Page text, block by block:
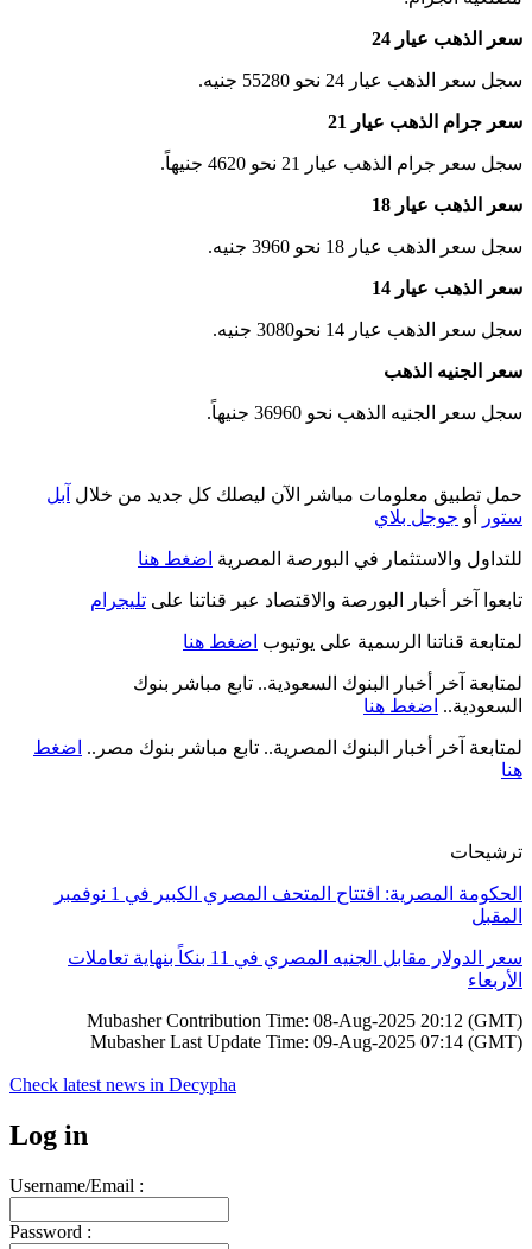
سعر الذهب عيار 24
سجل سعر الذهب عيار 24 نحو 52805 جنيه .
سعر جرام الذهب عيار 21
سجل سعر جرام الذهب عيار 21 نحو 4620 جنيهاً.
سعر الذهب عيار 18
سجل سعر الذهب عيار 18 نحو 3960 جنيه.
سعر الذهب عيار 14
سجل سعر الذهب عيار 14 نحو3080 جنيه .
سعر الجنيه الذهب
سجل سعر الجنيه الذهب نحو 36960 جنيهاً.
حمل تطبيق معلومات مباشر الآن ليصلك كل جديد من خلال آبل
ستور
أو جوجل بلاي
للتداول والاستثمار في البورصة المصرية اضغط هنا
تابعوا آخر أخبار البورصة والاقتصاد عبر قناتنا على تليجرام
لمتابعة قناتنا الرسمية على يوتيوب اضغط هنا
لمتابعة آخر أخبار البنوك السعودية.. تابع مباشر بنوك
السعودية.. اضغط هنا
لمتابعة آخر أخبار البنوك المصرية.. تابع مباشر بنوك مصر.. اضغط
هنا
ترشيحات
الحكومة المصرية: افتتاح المتحف المصري الكبير في 1 نوفمبر
المقبل
سعر الدولار مقابل الجنيه المصري في 11 بنكاً بنهاية تعاملات
الأربعاء
Mubasher Contribution Time: 08-Aug-2025 20:12 (GMT)
Mubasher Last Update Time: 09-Aug-2025 07:14 (GMT)
Check latest news in Decypha
Log in
Username/Email :
Password :